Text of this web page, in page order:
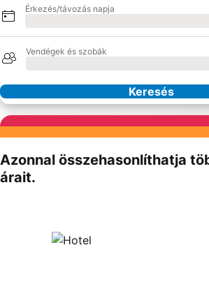
Érkezés/távozás napja
Vendégek és szobák
Keresés
Partnereink
Azonnal összehasonlíthatja
árait.